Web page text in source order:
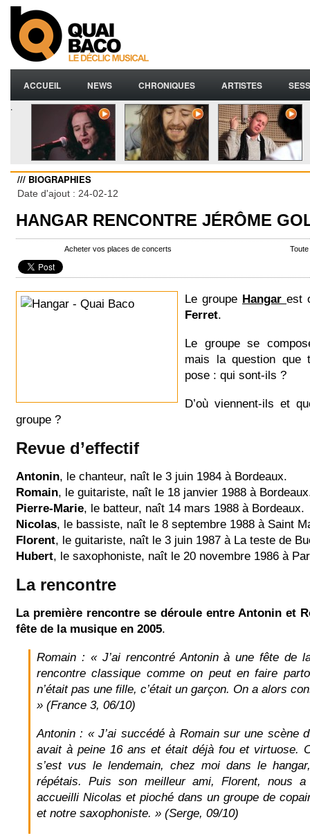
ACCUEIL NEWS CHRONIQUES ARTISTES
.
/// BIOGRAPHIES
Date d'ajout : 24-02-12
HANGAR RENCONTRE JÉRÔME
Acheter vos places de concerts
Le groupe Hangar est
Ferret.
Le groupe se
mais la question que
pose : qui sont-ils ?
D’où viennent-ils et
groupe ?
Revue d’effectif
Antonin, le chanteur, naît le 3 juin 1984 à Bordeaux.
Romain, le guitariste, naît le 18 janvier 1988 à
Pierre-Marie, le batteur, naît 14 mars 1988 à Bordeaux.
Nicolas, le bassiste, naît le 8 septembre 1988 à Saint
Florent, le guitariste, naît le 3 juin 1987 à La teste de
Hubert, le saxophoniste, naît le 20 novembre 1986 à
La rencontre
La première rencontre se déroule entre Antonin et
fête de la musique en 2005.
Romain : « J’ai rencontré Antonin à une fête de
rencontre classique comme on peut en faire
n’était pas une fille, c’était un garçon. On a alors
» (France 3, 06/10)
Antonin : « J’ai succédé à Romain sur une scène
avait à peine 16 ans et était déjà fou et virtuose.
s’est vus le lendemain, chez moi dans le
répétais. Puis son meilleur ami, Florent, nous
accueilli Nicolas et pioché dans un groupe de
et notre saxophoniste. » (Serge, 09/10)